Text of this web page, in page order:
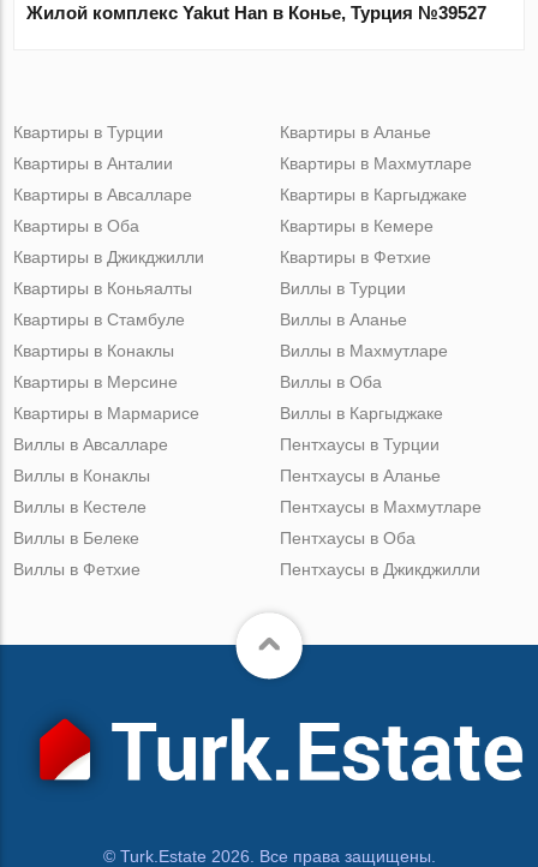
Жилой комплекс Yakut Han в Конье, Турция №39527
Квартиры в Турции
Квартиры в Анталии
Квартиры в Авсалларе
Квартиры в Оба
Квартиры в Джикджилли
Квартиры в Аланье
Квартиры в Махмутларе
Квартиры в Каргыджаке
Квартиры в Кемере
Квартиры в Фетхие
Квартиры в Коньяалты
Квартиры в Стамбуле
Квартиры в Конаклы
Квартиры в Мерсине
Квартиры в Мармарисе
Виллы в Турции
Виллы в Аланье
Виллы в Махмутларе
Виллы в Оба
Виллы в Каргыджаке
Виллы в Авсалларе
Виллы в Конаклы
Виллы в Кестеле
Виллы в Белеке
Виллы в Фетхие
Пентхаусы в Турции
Пентхаусы в Аланье
Пентхаусы в Махмутларе
Пентхаусы в Оба
Пентхаусы в Джикджилли
© Turk.Estate 2026. Все права защищены.